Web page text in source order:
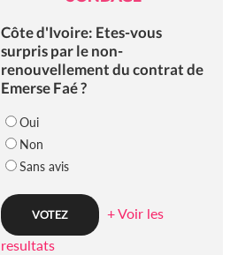
Côte d'Ivoire: Etes-vous
surpris par le non-
renouvellement du contrat de
Emerse Faé ?
Oui
Non
Sans avis
+ Voir les
resultats